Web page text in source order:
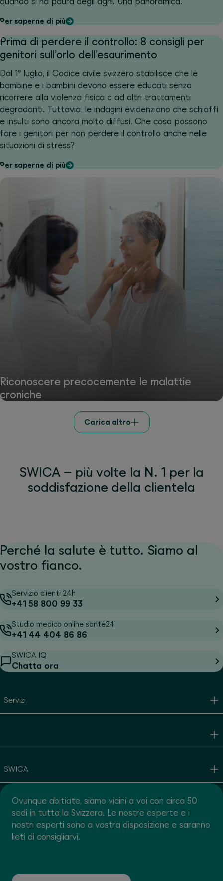
Per saperne di più
Prima di perdere il controllo: 8 consigli per
genitori sull’orlo dell’esaurimento
Dal 1° luglio, il Codice civile svizzero stabilisce che le
bambine e i bambini devono essere educati senza
ricorrere alla violenza fisica o ad altri trattamenti
degradanti. Tuttavia, le indagini evidenziano che schiaffi
e insulti sono ancora molto diffusi. Che cosa possono
fare i genitori per non perdere il controllo anche nelle
situazioni di stress?
Per saperne di più
Riconoscere precocemente le malattie
croniche
Carica altro
SWICA – più volte la N. 1 per la
soddisfazione della clientela
Perché la salute è tutto. Siamo al
vostro fianco.
Servizio clienti 24h
+41 58 800 99 33
Studio medico online santé24
+41 44 404 86 86
SWICA IQ
Chatta ora
Servizi
SWICA
Ovunque abitiate, siamo vicini a voi con circa 50
sedi in tutta la Svizzera. Le nostre esperte e i
nostri esperti sono a vostra disposizione e saranno
lieti di consigliarvi.